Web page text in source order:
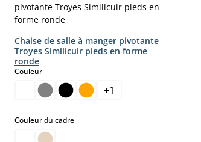
Chaise de salle à manger pivotante
Troyes Similicuir pieds en forme
ronde
Couleurselect
+1
Couleur du cadreselect